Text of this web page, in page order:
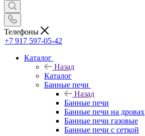
Телефоны
+7 917 597-05-42
Каталог
Назад
Каталог
Банные печи
Назад
Банные печи
Банные печи на дровах
Банные печи газовые
Банные печи с сеткой